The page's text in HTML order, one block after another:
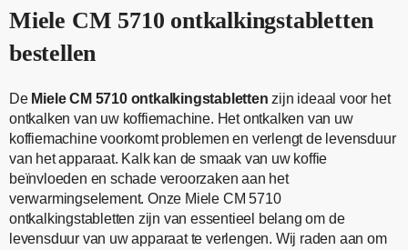
Miele CM 5710 ontkalkingstabletten
bestellen
De Miele CM 5710 ontkalkingstabletten zijn ideaal voor het
ontkalken van uw koffiemachine. Het ontkalken van uw
koffiemachine voorkomt problemen en verlengt de levensduur
van het apparaat. Kalk kan de smaak van uw koffie
beïnvloeden en schade veroorzaken aan het
verwarmingselement. Onze Miele CM 5710
ontkalkingstabletten zijn van essentieel belang om de
levensduur van uw apparaat te verlengen. Wij raden aan om